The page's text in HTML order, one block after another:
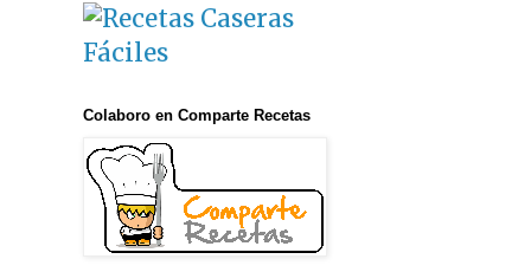
Colaboro en Comparte Recetas